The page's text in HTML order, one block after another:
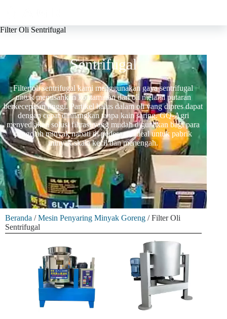
Filter Oli Sentrifugal
Sentrifugal
Filter oli sentrifugal kami menggunakan gaya sentrifugal
untuk memisahkan kontaminan dari oli melalui putaran
berkecepatan tinggi. Partikel halus dalam oli yang dipres dapat
dengan cepat dihilangkan tanpa kain saring. GQ-Agri
menyediakan solusi filtrasi yang mudah digunakan bagi para
pengolah minyak nabati di pedesaan, ideal untuk pabrik
minyak skala kecil dan menengah.
Beranda /Mesin Penyaring Minyak Goreng / Filter Oli
Sentrifugal